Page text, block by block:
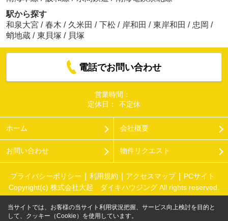
駅から探す
和泉大宮 / 春木 / 久米田 / 下松 / 岸和田 / 東岸和田 / 忠岡 /
蛸地蔵 / 東貝塚 / 貝塚
電話でお問い合わせ
営業時間：
定休日：
不定休
ホーム 会社概要
お問い合わせ 物件リクエスト
プライバシーポリシー 利用規約 アクセスマップ
PCサイト
Copyright(c) 株式会社大起 ダイキハウジング All rights reserved.
当サイトでは、お客様の当サイト利用状況把握、サービス向上検討を目的と
して、クッキー（Cookie）を使用しています。